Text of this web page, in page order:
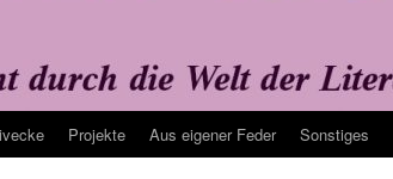
Projekte Aus eigener Feder Sonstiges